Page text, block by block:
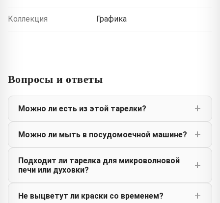
Коллекция Графика
Вопросы и ответы
Можно ли есть из этой тарелки?
Можно ли мыть в посудомоечной машине?
Подходит ли тарелка для микроволновой
печи или духовки?
Не выцветут ли краски со временем?